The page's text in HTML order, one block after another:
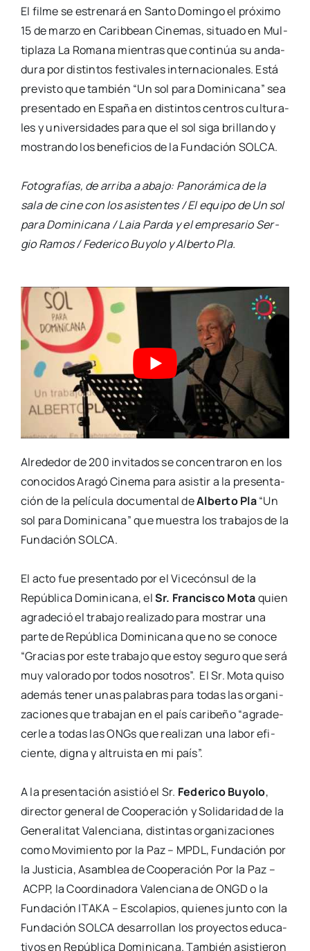
El fil­me se estre­na­rá en San­to Domin­go el pró­xi­mo
15 de mar­zo en Carib­beanCine­mas, situa­do en Mul­
ti­pla­za La Roma­na mien­tras que con­ti­núa su anda­
du­ra pordis­tin­tos fes­ti­va­les inter­na­cio­na­les. Está
pre­vis­to que tam­bién “Un sol para Domi­ni­ca­na” sea
pre­sen­ta­do en Espa­ña en dis­tin­tos cen­tros cul­tu­ra­
les y uni­ver­si­da­des para que el sol siga bri­llan­do y
mos­tran­do los bene­fi­cios de la Fun­da­ción SOLCA.
Foto­gra­fías, de arri­ba a aba­jo: Pano­rá­mi­ca de la
sala de cine con los asis­ten­tes / El equi­po de Un sol
para Domi­ni­ca­na / Laia Par­da y el empre­sa­rio Ser­
gio Ramos / Fede­ri­co Buyo­lo y Alber­to Pla.
Alre­de­dor de 200 invi­ta­dos se con­cen­tra­ron en los
cono­ci­dos Ara­gó Cine­ma para asis­tir a la pre­sen­ta­
ción de la pelí­cu­la docu­men­tal deAlber­to Pla“Un
sol para Domi­ni­ca­na” quemues­tra los tra­ba­jos de la
Fun­da­ción SOLCA.
El acto fue pre­sen­ta­do por el Vice­cón­sul de la
Repú­bli­ca Domi­ni­ca­na, elSr. Fran­cis­coMotaquien
agra­de­ció el tra­ba­jo rea­li­za­do para mos­trar una
par­te de Repú­bli­ca Domi­ni­ca­na que no se cono­ce
“Gra­cias por este tra­ba­jo que estoy segu­ro que será
muyvalo­ra­do por todos noso­tros”. El Sr. Mota qui­so
ade­más tener unas pala­bras para todas las orga­ni­
za­cio­nes que tra­ba­jan en el país cari­be­ño “agra­de­
cer­le a todas las ONGs que rea­li­zan una labor efi­
cien­te, dig­na y altruis­ta en mi país”.
A la pre­sen­ta­ción asis­tió el Sr. Fede­ri­co Buyo­lo,
direc­tor gene­ral de Coope­ra­ción ySoli­da­ri­dad de la
Gene­ra­li­tat Valen­cia­na, dis­tin­tas orga­ni­za­cio­nes
como Movi­mien­to por la Paz – MPDL, Fun­da­ción por
la Jus­ti­cia, Asam­blea de Coope­ra­ción Por la Paz –
ACPP, la Coor­di­na­do­ra Valen­cia­na de ONGD o la
Fun­da­ción ITAKA – Esco­la­pios,quie­nes jun­to con la
Fun­da­ción SOLCA desa­rro­llan los pro­yec­tos edu­ca­
ti­vos en Repú­bli­ca Domi­ni­ca­na. Tam­bién asis­tie­ron